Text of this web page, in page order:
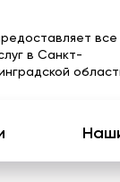
все
в Санкт-